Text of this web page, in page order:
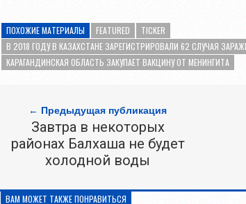
ПОХОЖИЕ МАТЕРИАЛЫ FEATURED
TICKER
В 2018 ГОДУ В КАЗАХСТАНЕ ЗАРЕГИСТРИРОВАЛИ 62 СЛУЧАЯ
КАРАГАНДИНСКАЯ ОБЛАСТЬ ЗАКУПАЕТ ВАКЦИНУ ОТ МЕНИНГИТА
← Предыдущая публикация
Завтра в некоторых
районах Балхаша не будет
холодной воды
ВАМ МОЖЕТ ТАКЖЕ ПОНРАВИТЬСЯ